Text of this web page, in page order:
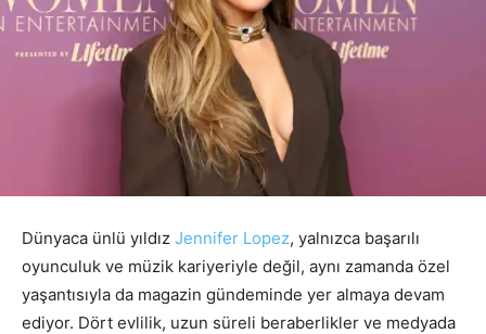
Dünyaca ünlü yıldız Jennifer Lopez, yalnızca başarılı
oyunculuk ve müzik kariyeriyle değil, aynı zamanda özel
yaşantısıyla da magazin gündeminde yer almaya devam
ediyor. Dört evlilik, uzun süreli beraberlikler ve medyada